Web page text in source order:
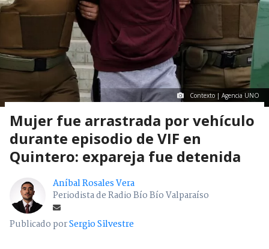
Contexto | Agencia UNO
Mujer fue arrastrada por vehículo
durante episodio de VIF en
Quintero: expareja fue detenida
Aníbal Rosales Vera
Periodista de Radio Bío Bío Valparaíso
Publicado porSergio Silvestre